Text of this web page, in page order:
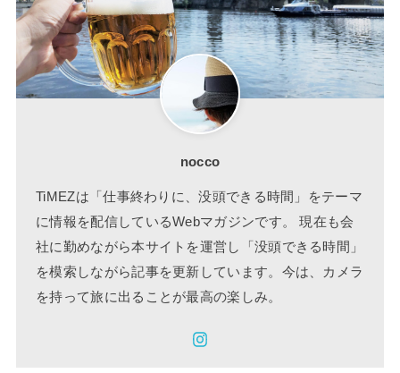
nocco
TiMEZは「仕事終わりに、没頭できる時間」をテーマ
に情報を配信しているWebマガジンです。 現在も会
社に勤めながら本サイトを運営し「没頭できる時間」
を模索しながら記事を更新しています。今は、カメラ
を持って旅に出ることが最高の楽しみ。